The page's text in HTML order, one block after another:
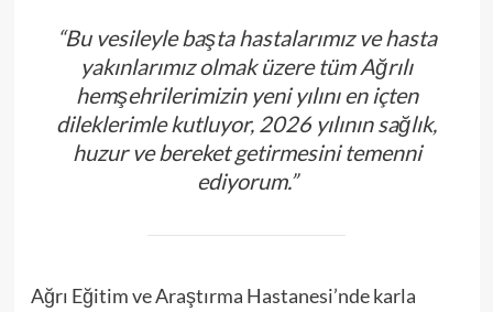
“Bu vesileyle başta hastalarımız ve hasta
yakınlarımız olmak üzere tüm Ağrılı
hemşehrilerimizin yeni yılını en içten
dileklerimle kutluyor, 2026 yılının sağlık,
huzur ve bereket getirmesini temenni
ediyorum.”
Ağrı Eğitim ve Araştırma Hastanesi’nde karla